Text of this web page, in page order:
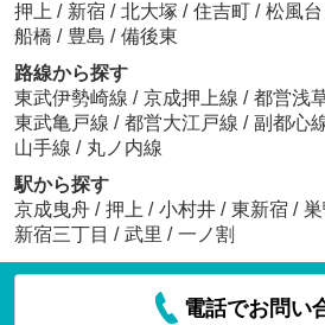
押上 / 新宿 / 北大塚 / 住吉町 / 松風台
船橋 / 豊島 / 備後東
路線から探す
東武伊勢崎線 / 京成押上線 / 都営浅
東武亀戸線 / 都営大江戸線 / 副都心
山手線 / 丸ノ内線
駅から探す
京成曳舟 / 押上 / 小村井 / 東新宿 /
新宿三丁目 / 武里 / 一ノ割
電話でお問い